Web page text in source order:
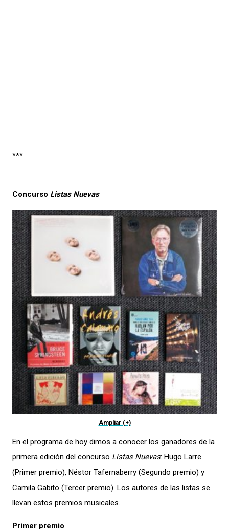
***
Concurso Listas Nuevas
Ampliar (+)
En el programa de hoy dimos a conocer los ganadores de la
primera edición del concurso Listas Nuevas: Hugo Larre
(Primer premio), Néstor Tafernaberry (Segundo premio) y
Camila Gabito (Tercer premio). Los autores de las listas se
llevan estos premios musicales.
Primer premio